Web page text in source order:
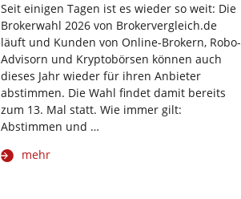
Seit einigen Tagen ist es wieder so weit: Die
Brokerwahl 2026 von Brokervergleich.de
läuft und Kunden von Online-Brokern, Robo-
Advisorn und Kryptobörsen können auch
dieses Jahr wieder für ihren Anbieter
abstimmen. Die Wahl findet damit bereits
zum 13. Mal statt. Wie immer gilt:
Abstimmen und …
mehr